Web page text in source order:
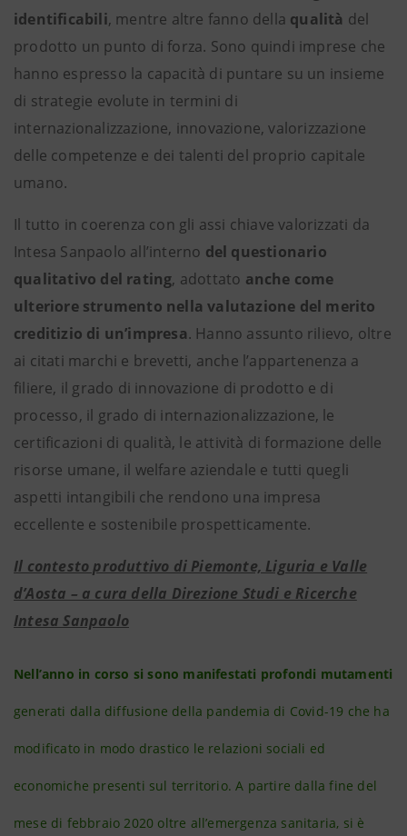
identificabili, mentre altre fanno della qualità del
prodotto un punto di forza. Sono quindi imprese che
hanno espresso la capacità di puntare su un insieme
di strategie evolute in termini di
internazionalizzazione, innovazione, valorizzazione
delle competenze e dei talenti del proprio capitale
umano.
Il tutto in coerenza con gli assi chiave valorizzati da
Intesa Sanpaolo all’interno del questionario
qualitativo del rating, adottato anche come
ulteriore strumento nella valutazione del merito
creditizio di un’impresa. Hanno assunto rilievo, oltre
ai citati marchi e brevetti, anche l’appartenenza a
filiere, il grado di innovazione di prodotto e di
processo, il grado di internazionalizzazione, le
certificazioni di qualità, le attività di formazione delle
risorse umane, il welfare aziendale e tutti quegli
aspetti intangibili che rendono una impresa
eccellente e sostenibile prospetticamente.
Il contesto produttivo di Piemonte, Liguria e Valle
d’Aosta – a cura della Direzione Studi e Ricerche
Intesa Sanpaolo
Nell’anno in corso si sono manifestati profondi mutamenti
generati dalla diffusione della pandemia di Covid-19 che ha
modificato in modo drastico le relazioni sociali ed
economiche presenti sul territorio. A partire dalla fine del
mese di febbraio 2020 oltre all’emergenza sanitaria, si è